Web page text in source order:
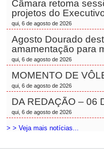
Câmara retoma
projetos do
qui, 6 de agosto de 2026
Agosto Dourado
amamentação para
qui, 6 de agosto de 2026
MOMENTO DE
qui, 6 de agosto de 2026
DA REDAÇÃO – 06
qui, 6 de agosto de 2026
> > Veja mais notícias...